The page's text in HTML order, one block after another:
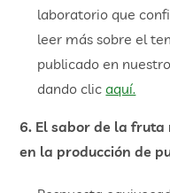
laboratorio que
leer más sobre el
publicado en
dando clicaquí.
6. El sabor de la
en la producción de